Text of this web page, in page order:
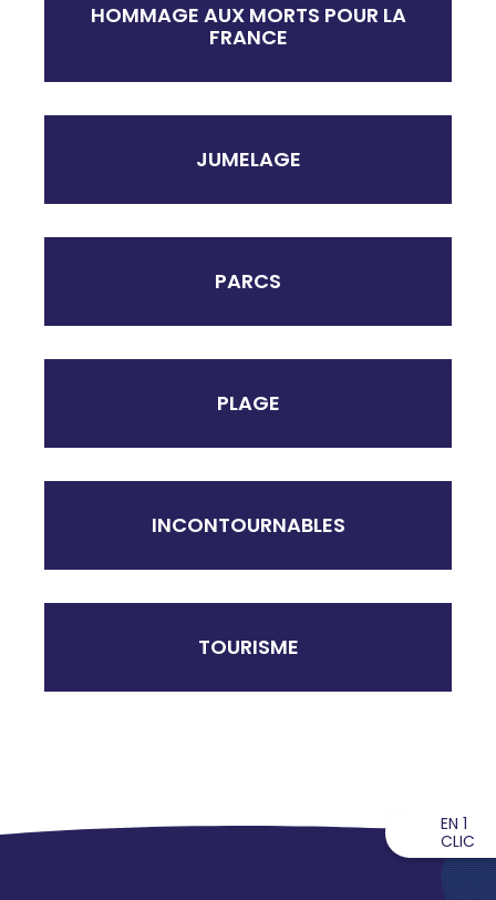
HOMMAGE AUX MORTS POUR LA
FRANCE
JUMELAGE
PARCS
PLAGE
INCONTOURNABLES
TOURISME
EN 1
CLIC